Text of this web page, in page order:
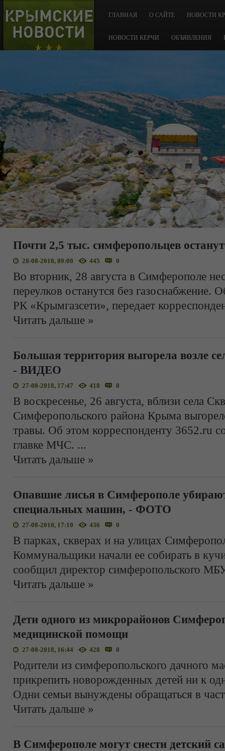
КРЫМСКИЕ
НОВОСТИ
ГЛАВНАЯ О САЙТЕ НОВОСТИ
НОВОСТИ КЕРЧИ ОБЪЯВЛЕНИЯ
Почти 2,5 тыс. симферопольцев
28-08-2018, 09:00 445 0
Во вторник, 28 августа в Симферополе
переулков останутся без
РК «Крымгазсети», передает
Читать дальше »
Большая территория выгорела возле
- ВИДЕО
27-08-2018, 17:47 418 0
В воскресенье, 26 августа, вблизи села
Симферопольского района Крыма
травы. Об этом корреспонденту 3652.ru
главке МЧС. ...
Читать дальше »
Опавшие лисья в Симферополе
специальных машин, - ФОТО
27-08-2018, 17:10 436 0
В парках, скверах и на улицах
Коммунальщики начали ее собирать в
сообщил директор симферопольского
Читать дальше »
Дети одного из микрорайонов
медицинской помощи
27-08-2018, 16:44 428 0
Родители из симферопольского дачного
прикрепить новорожденных детей ни к
Одни семьи вынуждены обращаться в
Читать дальше »
В Симферополе могут снести детский